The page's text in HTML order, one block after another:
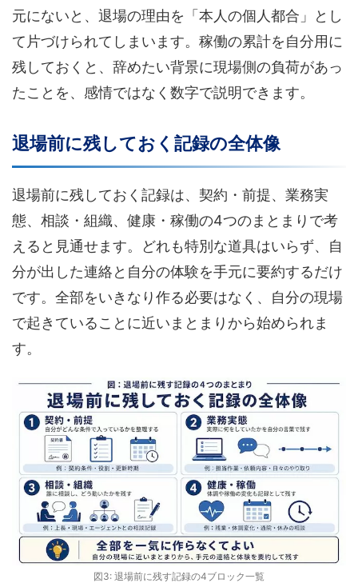
元にないと、退場の理由を「本人の個人都合」とし
て片づけられてしまいます。稼働の累計を自分用に
残しておくと、辞めたい背景に現場側の負荷があっ
たことを、感情ではなく数字で説明できます。
退場前に残しておく記録の全体像
退場前に残しておく記録は、契約・前提、業務実
態、相談・組織、健康・稼働の4つのまとまりで考
えると見通せます。どれも特別な道具はいらず、自
分が出した連絡と自分の体験を手元に要約するだけ
です。全部をいきなり作る必要はなく、自分の現場
で起きていることに近いまとまりから始められま
す。
図3: 退場前に残す記録の4ブロック一覧